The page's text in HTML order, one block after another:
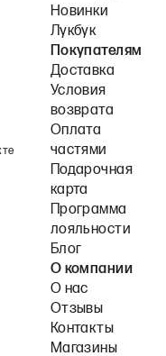
Новинки
Лукбук
Покупателям
Доставка
Условия
возврата
Оплата
частями
Подарочная
карта
Программа
лояльности
Блог
О компании
О нас
Отзывы
Контакты
Магазины